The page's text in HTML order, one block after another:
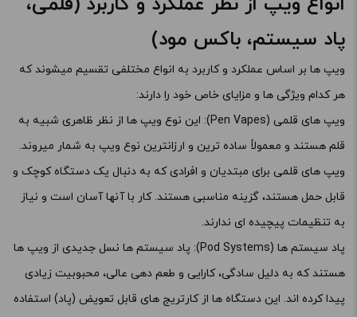
پاد سیستم، باکس مود)
ویپ ها بر اساس عملکرد و کاربرد به انواع مختلفی تقسیم میشوند که
هر کدام ویژگی ها و مزایای خاص خود را دارند:
ویپ های قلمی (Pen Vapes): این نوع ویپ ها از نظر ظاهری شبیه به
قلم هستند و معمولاً ساده ترین و ارزانترین نوع ویپ به شمار میروند.
ویپ های قلمی برای مبتدیان و افرادی که به دنبال یک دستگاه کوچک و
قابل حمل هستند، گزینه مناسبی هستند. کار با آنها آسان است و نیاز
به تنظیمات پیچیده ای ندارند.
پاد سیستم ها (Pod Systems): پاد سیستم ها نسل جدیدی از ویپ ها
هستند که به دلیل سادگی، کارایی و طعم دهی عالی، محبوبیت زیادی
پیدا کرده اند. این دستگاه ها از کارتریج های قابل تعویض (پاد) استفاده